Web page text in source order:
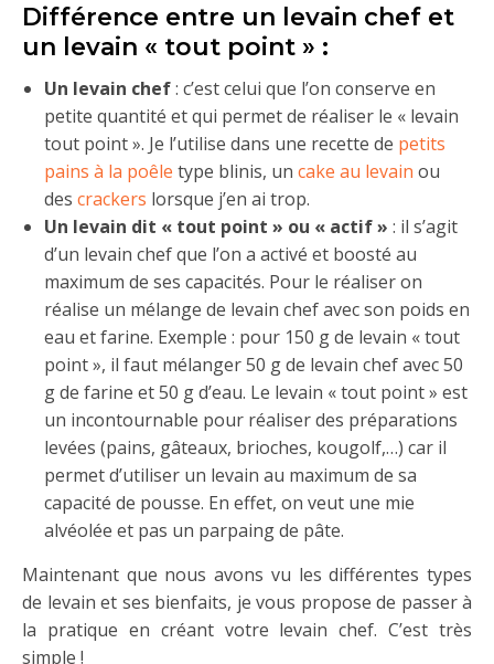
Différence entre un levain chef et
un levain « tout point » :
Un levain chef: c’est celui que l’on conserve en
petite quantité et qui permet de réaliser le « levain
tout point ». Je l’utilise dans une recette de petits
pains à la poêle type blinis, un cake au levain ou
des crackers lorsque j’en ai trop.
Un levain dit « tout point » ou « actif » : il s’agit
d’un levain chef que l’on a activé et boosté au
maximum de ses capacités. Pour le réaliser on
réalise un mélange de levain chef avec son poids en
eau et farine. Exemple : pour 150 g de levain « tout
point », il faut mélanger 50 g de levain chef avec 50
g de farine et 50 g d’eau. Le levain « tout point » est
un incontournable pour réaliser des préparations
levées (pains, gâteaux, brioches, kougolf,…) car il
permet d’utiliser un levain au maximum de sa
capacité de pousse. En effet, on veut une mie
alvéolée et pas un parpaing de pâte.
Maintenant que nous avons vu les différentes types
de levain et ses bienfaits, je vous propose de passer à
la pratique en créant votre levain chef. C’est très
simple !